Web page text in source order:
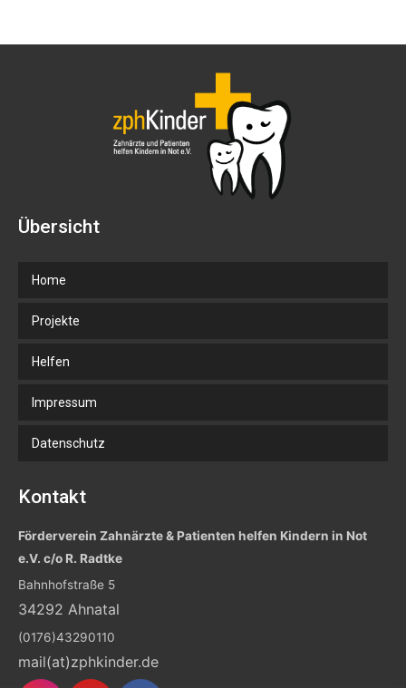
Übersicht
Home
Projekte
Helfen
Impressum
Datenschutz
Kontakt
Förderverein Zahnärzte & Patienten helfen Kindern in Not
e.V. c/o R. Radtke
Bahnhofstraße 5
34292 Ahnatal
(0176)43290110
mail(at)zphkinder.de